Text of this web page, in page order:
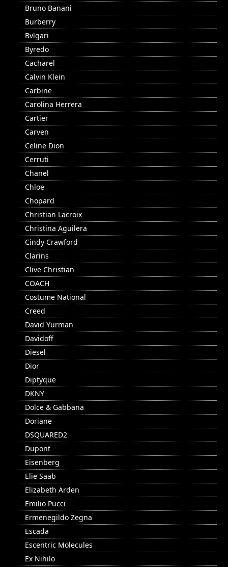
Bruno Banani
Burberry
Bvlgari
Byredo
Cacharel
Calvin Klein
Carbine
Carolina Herrera
Cartier
Carven
Celine Dion
Cerruti
Chanel
Chloe
Chopard
Christian Lacroix
Christina Aguilera
Cindy Crawford
Clarins
Clive Christian
COACH
Costume National
Creed
David Yurman
Davidoff
Diesel
Dior
Diptyque
DKNY
Dolce & Gabbana
Doriane
DSQUARED2
Dupont
Eisenberg
Elie Saab
Elizabeth Arden
Emilio Pucci
Ermenegildo Zegna
Escada
Escentric Molecules
Ex Nihilo